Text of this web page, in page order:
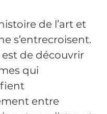
de l’art et
s’entrecroisent.
est de découvrir
qui
entre